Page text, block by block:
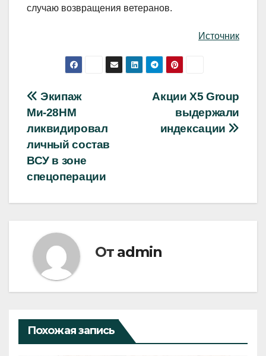
случаю возвращения ветеранов.
Источник
Навигация
по
записям
Акции Х5 Group
выдержали
индексации
Экипаж
Ми-28НМ
ликвидировал
личный состав
ВСУ в зоне
спецоперации
От admin
Похожая запись